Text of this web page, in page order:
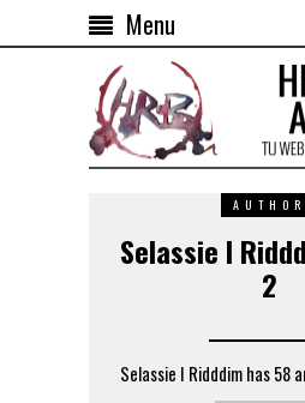
Menu
AUTHOR
Selassie I
2
Selassie I Ridddim has 58